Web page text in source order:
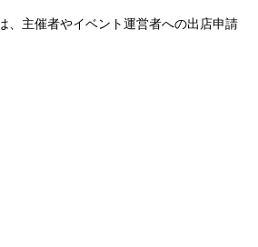
、主催者やイベント運営者への出店申請